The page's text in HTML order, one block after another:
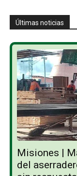
Últimas noticias
Misiones |
del